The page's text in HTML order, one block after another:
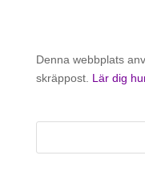
Denna webbplats
skräppost. Lär dig